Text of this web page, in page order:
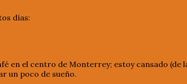
días:
en el centro de Monterrey; estoy cansado (de
un poco de sueño.